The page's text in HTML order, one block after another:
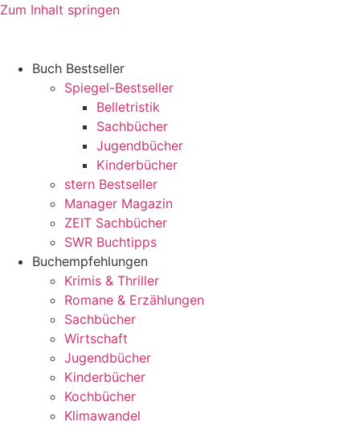
Zum Inhalt springen
Buch Bestseller
Spiegel-Bestseller
Belletristik
Sachbücher
Jugendbücher
Kinderbücher
stern Bestseller
Manager Magazin
ZEIT Sachbücher
SWR Buchtipps
Buchempfehlungen
Krimis & Thriller
Romane & Erzählungen
Sachbücher
Wirtschaft
Jugendbücher
Kinderbücher
Kochbücher
Klimawandel